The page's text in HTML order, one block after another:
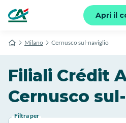
Apri il
Milano Cernusco sul-naviglio
Filiali Crédit
Cernusco
Filtra per